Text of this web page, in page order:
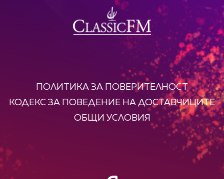
ПОЛИТИКА ЗА ПОВЕРИТЕЛНОСТ
КОДЕКС ЗА ПОВЕДЕНИЕ НА ДОСТАВЧИЦИТЕ
ОБЩИ УСЛОВИЯ